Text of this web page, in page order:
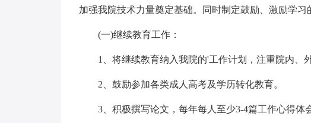
加强我院技术力量奠定基础。同时制定鼓励、激励学习
(一)继续教育工作：
1、将继续教育纳入我院的'工作计划，注重院内、
2、鼓励参加各类成人高考及学历转化教育。
3、积极撰写论文，每年每人至少3-4篇工作心得体